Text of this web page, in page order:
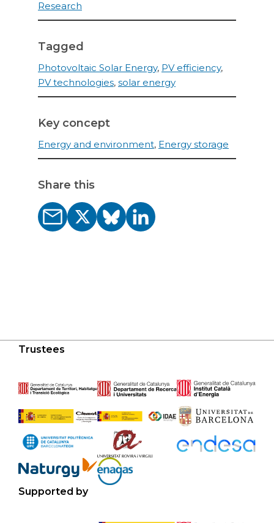
Research
Tagged
Photovoltaic Solar Energy, PV efficiency,
PV technologies, solar energy
Key concept
Energy and environment, Energy storage
Share this
Trustees
Supported by